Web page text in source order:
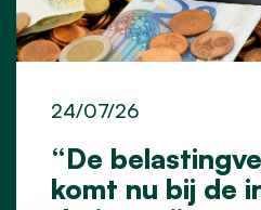
“De
komt nu bij de
24/07/26